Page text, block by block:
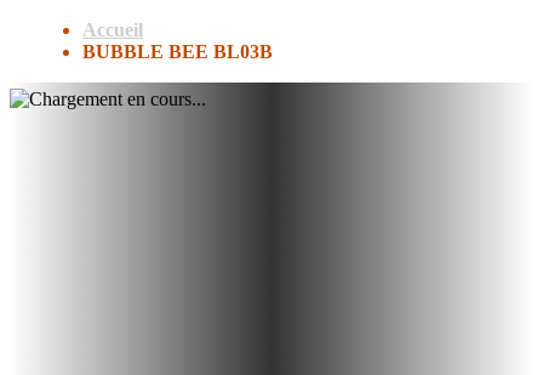
Accueil
BUBBLE BEE BL03B